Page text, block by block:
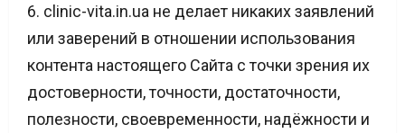
6. clinic-vita.in.ua не делает никаких заявлений
или заверений в отношении использования
контента настоящего Сайта с точки зрения их
достоверности, точности, достаточности,
полезности, своевременности, надёжности и